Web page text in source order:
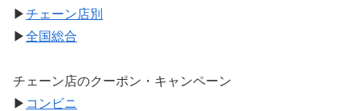
▶チェーン店別
▶全国総合
チェーン店のクーポン・キャンペーン
▶ コンビニ